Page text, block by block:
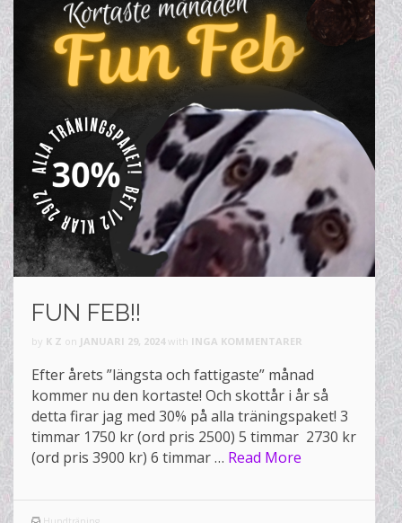
FUN FEB!!
by K Z on JANUARI 29, 2024 with INGA KOMMENTARER
Efter årets ”längsta och fattigaste” månad
kommer nu den kortaste! Och skottår i år så
detta firar jag med 30% på alla träningspaket! 3
timmar 1750 kr (ord pris 2500) 5 timmar 2730 kr
(ord pris 3900 kr) 6 timmar … Read More